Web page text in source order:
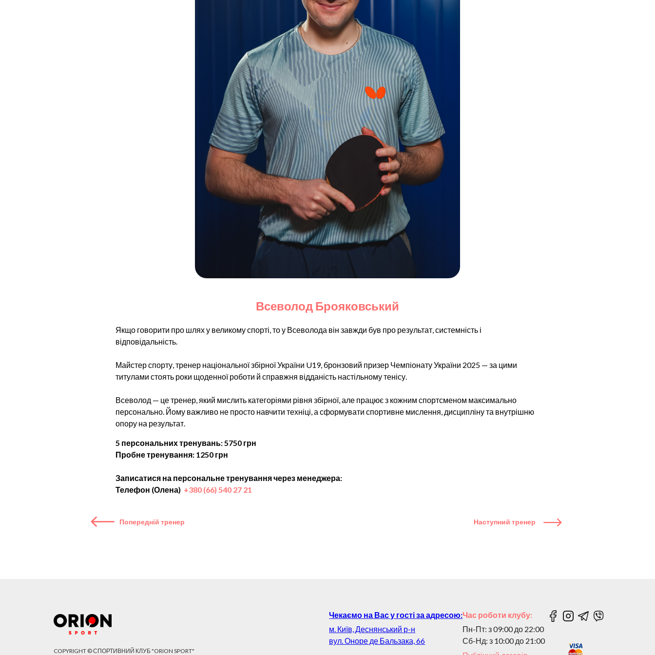
Всеволод Брояковський
Якщо говорити про шлях у великому спорті, то у Всеволода він завжди був про результат, системність і
відповідальність.
Майстер спорту, тренер національної збірної України U19, бронзовий призер Чемпіонату України 2025 — за цими
титулами стоять роки щоденної роботи й справжня відданість настільному тенісу.
Всеволод — це тренер, який мислить категоріями рівня збірної, але працює з кожним спортсменом максимально
персонально. Йому важливо не просто навчити техніці, а сформувати спортивне мислення, дисципліну та внутрішню
опору на результат.
5 персональних тренувань: 5750 грн
Пробне тренування: 1250 грн
Записатися на персональне тренування через менеджера:
Телефон (Олена) +380 (66) 540 27 21
Попередній тренер Наступний тренер
COPYRIGHT © СПОРТИВНИЙ КЛУБ "ORION SPORT"
Чекаємо на Вас у гості за адресою:
м. Київ, Деснянський р-н
вул. Оноре де Бальзака, 66
Час роботи клубу:
Пн-Пт: з 09:00 до 22:00
Сб-Нд: з 10:00 до 21:00